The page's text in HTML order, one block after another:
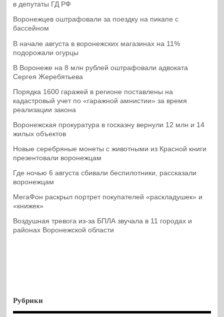
в депутаты ГД РФ
Воронежцев оштрафовали за поездку на пикапе с
бассейном
В начале августа в воронежских магазинах на 11%
подорожали огурцы
В Воронеже на 8 млн рублей оштрафовали адвоката
Сергея Жеребятьева
Порядка 1600 гаражей в регионе поставлены на
кадастровый учет по «гаражной амнистии» за время
реализации закона
Воронежская прокуратура в госказну вернули 12 млн и 14
жилых объектов
Новые серебряные монеты с животными из Красной книги
презентовали воронежцам
Где ночью 6 августа сбивали беспилотники, рассказали
воронежцам
МегаФон раскрыл портрет покупателей «раскладушек» и
«книжек»
Воздушная тревога из-за БПЛА звучала в 11 городах и
районах Воронежской области
Рубрики